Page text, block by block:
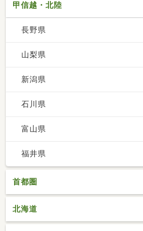
甲信越・北陸
長野県
山梨県
新潟県
石川県
富山県
福井県
首都圏
北海道